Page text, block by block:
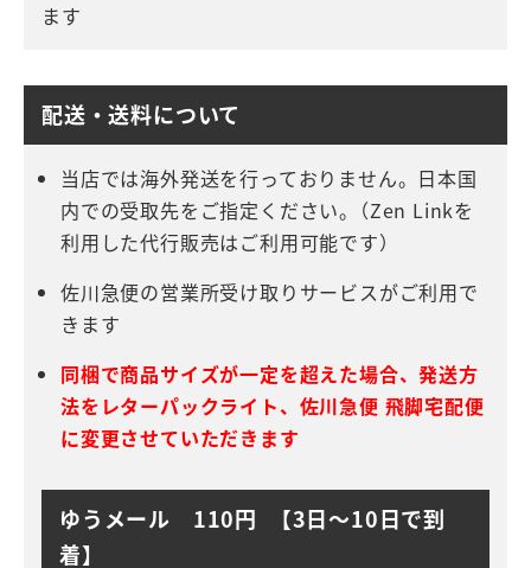
ます
配送・送料について
当店では海外発送を行っておりません。日本国
内での受取先をご指定ください。（Zen Linkを
利用した代行販売はご利用可能です）
佐川急便の営業所受け取りサービスがご利用で
きます
同梱で商品サイズが一定を超えた場合、発送方
法をレターパックライト、佐川急便 飛脚宅配便
に変更させていただきます
ゆうメール 110円 【3日～10日で到
着】